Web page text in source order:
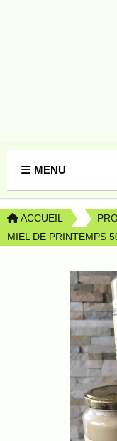
MENU
ACCUEIL
MIEL DE PRINTEMPS